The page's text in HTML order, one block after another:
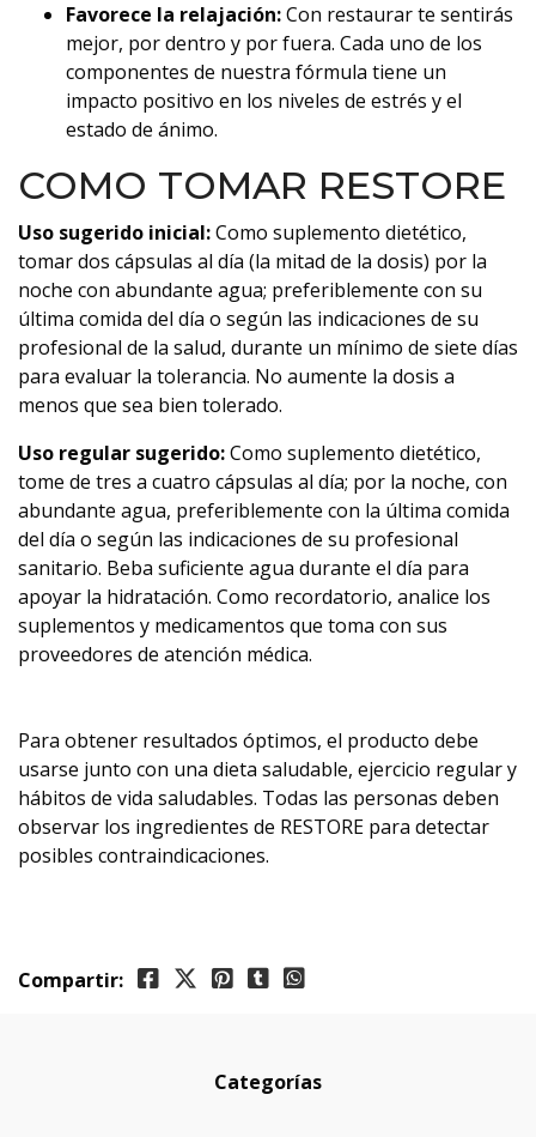
Favorece la relajación:Con restaurar te sentirás
mejor, por dentro y por fuera. Cada uno de los
componentes de nuestra fórmula tiene un
impacto positivo en los niveles de estrés y el
estado de ánimo.
COMO TOMAR RESTORE
Uso sugerido inicial:Como suplemento dietético,
tomar dos cápsulas al día (la mitad de la dosis) por la
noche con abundante agua; preferiblemente con su
última comida del día o según las indicaciones de su
profesional de la salud, durante un mínimo de siete días
para evaluar la tolerancia. No aumente la dosis a
menos que sea bien tolerado.
Uso regular sugerido:Como suplemento dietético,
tome de tres a cuatro cápsulas al día; por la noche, con
abundante agua, preferiblemente con la última comida
del día o según las indicaciones de su profesional
sanitario. Beba suficiente agua durante el día para
apoyar la hidratación. Como recordatorio, analice los
suplementos y medicamentos que toma con sus
proveedores de atención médica.
Para obtener resultados óptimos, el producto debe
usarse junto con una dieta saludable, ejercicio regular y
hábitos de vida saludables. Todas las personas deben
observar los ingredientes de RESTORE para detectar
posibles contraindicaciones.
Compartir:
Categorías